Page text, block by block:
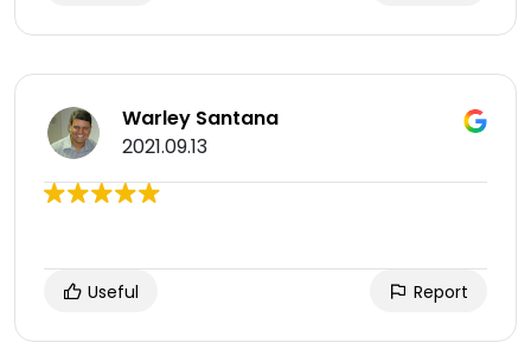
Warley Santana
2021.09.13
Useful Report